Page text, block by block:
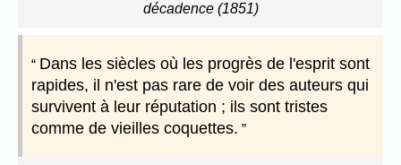
décadence (1851)
Dans les siècles où les progrès de l'esprit sont
rapides, il n'est pas rare de voir des auteurs qui
survivent à leur réputation ; ils sont tristes
comme de vieilles coquettes.